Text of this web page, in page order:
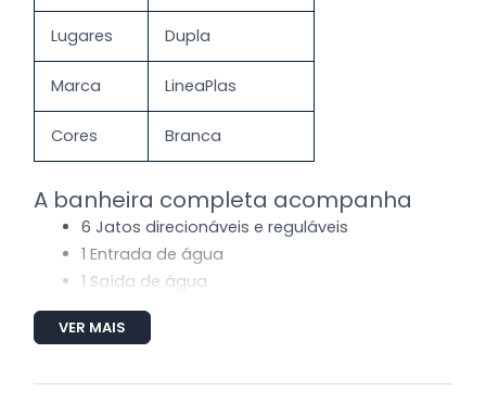
Lugares Dupla
Marca LineaPlas
Cores Branca
A banheira completa acompanha
6 Jatos direcionáveis e reguláveis
1 Entrada de água
1 Saída de água
1 Sucção
1 Entrada de ar (Arejador)
1 MotoBomba de 1/2 cv auto-drenante
VER MAIS